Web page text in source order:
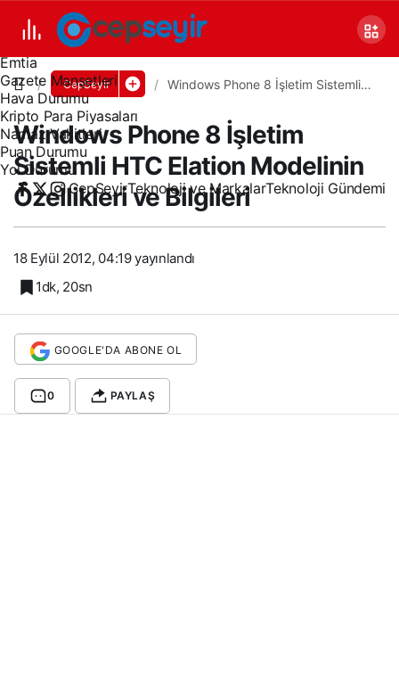
Covid 19
Döviz Kurları
Emtia
Gazete Manşetleri
Hava Durumu
Kripto Para Piyasaları
Namaz Vakitleri
Puan Durumu
Yol Durumu
CepSeyirTeknoloji ve MarkalarTeknoloji Gündemi
CepSeyir
Windows Phone 8 İşletim Sistemli
Windows Phone 8 İşletim
Sistemli HTC Elation Modelinin
Özellikleri ve Bilgileri
18 Eylül 2012, 04:19yayınlandı
1dk, 20sn
GOOGLE'DA ABONE OL
0 PAYLAŞ